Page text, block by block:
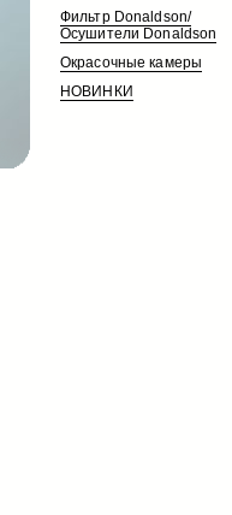
Фильтр Donaldson/
Осушители Donaldson
Окрасочные камеры
НОВИНКИ